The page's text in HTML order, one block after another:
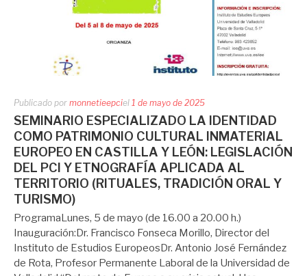
Publicado por monnetieepciel 1 de mayo de 2025
SEMINARIO ESPECIALIZADO LA IDENTIDAD
COMO PATRIMONIO CULTURAL INMATERIAL
EUROPEO EN CASTILLA Y LEÓN: LEGISLACIÓN
DEL PCI Y ETNOGRAFÍA APLICADA AL
TERRITORIO (RITUALES, TRADICIÓN ORAL Y
TURISMO)
ProgramaLunes, 5 de mayo (de 16.00 a 20.00 h.)
Inauguración:Dr. Francisco Fonseca Morillo, Director del
Instituto de Estudios EuropeosDr. Antonio José Fernández
de Rota, Profesor Permanente Laboral de la Universidad de